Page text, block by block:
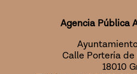
Agencia Pública
Calle Portería
18010